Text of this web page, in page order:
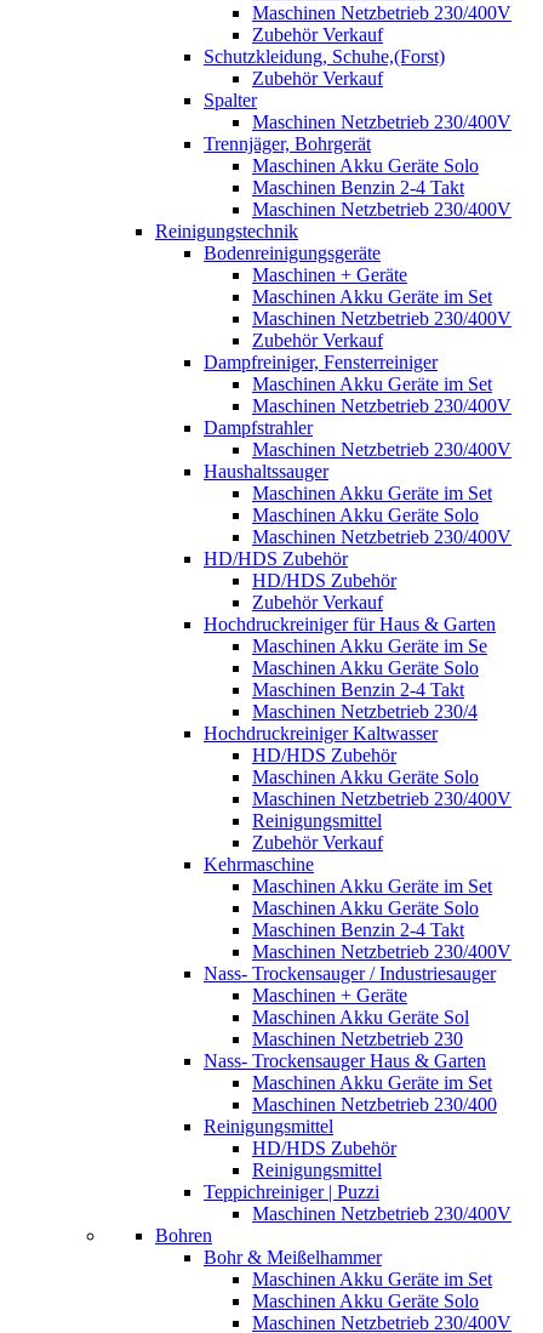
Maschinen Netzbetrieb 230/400V
Zubehör Verkauf
Schutzkleidung, Schuhe,(Forst)
Zubehör Verkauf
Spalter
Maschinen Netzbetrieb 230/400V
Trennjäger, Bohrgerät
Maschinen Akku Geräte Solo
Maschinen Benzin 2-4 Takt
Maschinen Netzbetrieb 230/400V
Reinigungstechnik
Bodenreinigungsgeräte
Maschinen + Geräte
Maschinen Akku Geräte im Set
Maschinen Netzbetrieb 230/400V
Zubehör Verkauf
Dampfreiniger, Fensterreiniger
Maschinen Akku Geräte im Set
Maschinen Netzbetrieb 230/400V
Dampfstrahler
Maschinen Netzbetrieb 230/400V
Haushaltssauger
Maschinen Akku Geräte im Set
Maschinen Akku Geräte Solo
Maschinen Netzbetrieb 230/400V
HD/HDS Zubehör
HD/HDS Zubehör
Zubehör Verkauf
Hochdruckreiniger für Haus & Garten
Maschinen Akku Geräte im Se
Maschinen Akku Geräte Solo
Maschinen Benzin 2-4 Takt
Maschinen Netzbetrieb 230/4
Hochdruckreiniger Kaltwasser
HD/HDS Zubehör
Maschinen Akku Geräte Solo
Maschinen Netzbetrieb 230/400V
Reinigungsmittel
Zubehör Verkauf
Kehrmaschine
Maschinen Akku Geräte im Set
Maschinen Akku Geräte Solo
Maschinen Benzin 2-4 Takt
Maschinen Netzbetrieb 230/400V
Nass- Trockensauger / Industriesauger
Maschinen + Geräte
Maschinen Akku Geräte Sol
Maschinen Netzbetrieb 230
Nass- Trockensauger Haus & Garten
Maschinen Akku Geräte im Set
Maschinen Netzbetrieb 230/400
Reinigungsmittel
HD/HDS Zubehör
Reinigungsmittel
Teppichreiniger | Puzzi
Maschinen Netzbetrieb 230/400V
Bohren
Bohr & Meißelhammer
Maschinen Akku Geräte im Set
Maschinen Akku Geräte Solo
Maschinen Netzbetrieb 230/400V